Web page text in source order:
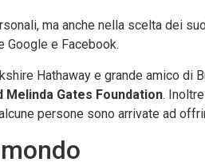
ma anche nella scelta dei
e Facebook.
Hathaway e grande amico
Melinda Gates Foundation.
persone sono arrivate ad